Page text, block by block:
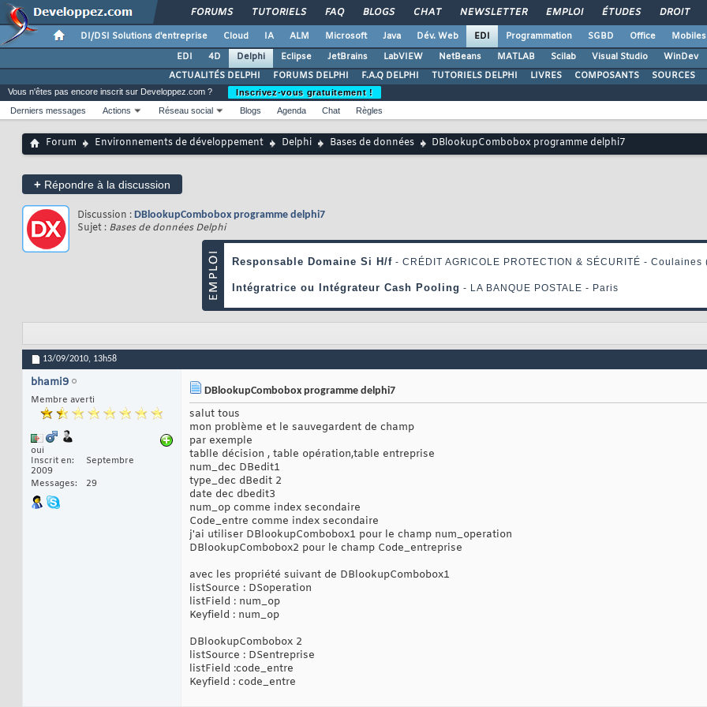
FORUMS TUTORIELS FAQ BLOGS CHAT NEWSLETTER EMPLOI ÉTUDES DROIT
DI/DSI Solutions d'entreprise Cloud IA ALM Microsoft Java Dév. Web EDI Programmation SGBD Office
Mobiles
EDI
4D Delphi Eclipse JetBrains LabVIEW NetBeans MATLAB Scilab Visual Studio
WinDev
ACTUALITÉS DELPHI
FORUMS DELPHI F.A.Q DELPHI TUTORIELS DELPHI LIVRES COMPOSANTS SOURCES
Vous n'êtes pas encore inscrit sur Developpez.com ?
Inscrivez-vous gratuitement !
Derniers messages
Actions Réseau social Blogs Agenda Chat Règles
Forum Environnements de développement Delphi Bases de données DBlookupCombobox programme delphi7
+ Répondre à la discussion
Discussion : DBlookupCombobox programme delphi7
Sujet : Bases de données Delphi
13/09/2010, 13h58
bhami9
Membre averti
oui
Inscrit en
Septembre
2009
Messages
29
DBlookupCombobox programme delphi7
salut tous
mon problème et le sauvegardent de champ
par exemple
tablle décision , table opération,table entreprise
num_dec DBedit1
type_dec dBedit 2
date dec dbedit3
num_op comme index secondaire
Code_entre comme index secondaire
j'ai utiliser DBlookupCombobox1 pour le champ num_operation
DBlookupCombobox2 pour le champ Code_entreprise
avec les propriété suivant de DBlookupCombobox1
listSource : DSoperation
listField : num_op
Keyfield : num_op
DBlookupCombobox 2
listSource : DSentreprise
listField :code_entre
Keyfield : code_entre